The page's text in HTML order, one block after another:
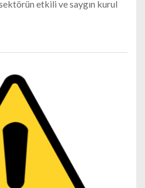
etkili ve saygın kurul